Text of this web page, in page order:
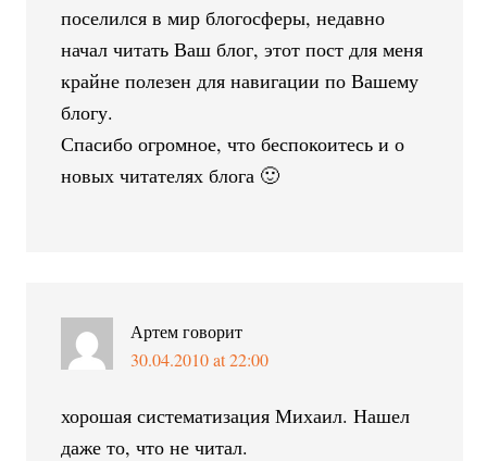
поселился в мир блогосферы, недавно
начал читать Ваш блог, этот пост для меня
крайне полезен для навигации по Вашему
блогу.
Спасибо огромное, что беспокоитесь и о
новых читателях блога 🙂
Артем говорит
30.04.2010 at 22:00
хорошая систематизация Михаил. Нашел
даже то, что не читал.